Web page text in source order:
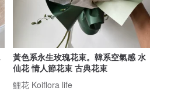
黃色系永生玫瑰花束。韓系空氣感 水
仙花 情人節花束 古典花束
鯉花 Koiflora life